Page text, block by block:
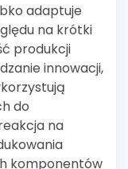
adaptuje
na krótki
produkcji
innowacji,
do
na
komponentów